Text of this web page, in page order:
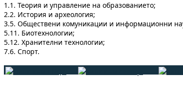
1.1. Теория и управление на образованието;
2.2. История и археология;
3.5. Обществени комуникации и информационни
5.11. Биотехнологии;
5.12. Хранителни технологии;
7.6. Спорт.